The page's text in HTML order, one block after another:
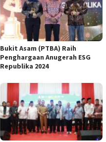
Bukit Asam (PTBA) Raih
Penghargaan Anugerah ESG
Republika 2024